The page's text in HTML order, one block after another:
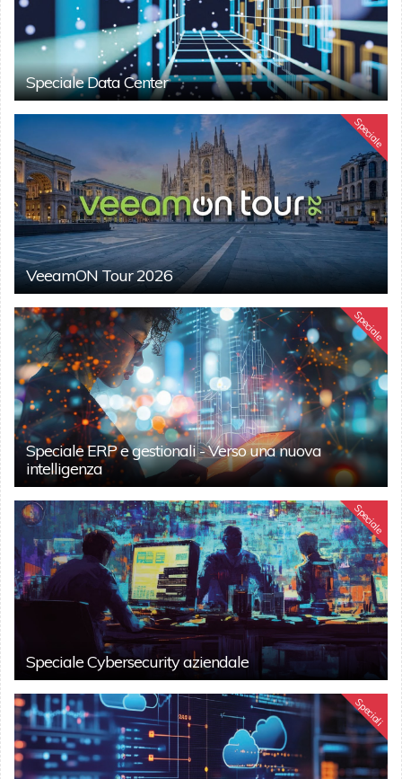
Speciale Data Center
Speciale
VeeamON Tour 2026
Speciale
Speciale ERP e gestionali - Verso una nuova
intelligenza
Speciale
Speciale Cybersecurity aziendale
Speciali